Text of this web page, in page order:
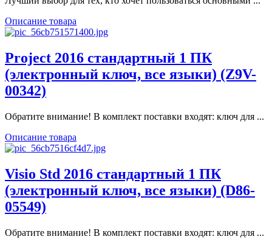
Описание товара
Project 2016 стандартный 1 ПК
(электронный ключ, все языки) (Z9V-
00342)
Обратите внимание! В комплект поставки входят: ключ для ...
Описание товара
Visio Std 2016 стандартный 1 ПК
(электронный ключ, все языки) (D86-
05549)
Обратите внимание! В комплект поставки входят: ключ для ...